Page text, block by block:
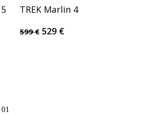
TREK Marlin 4
599€ Original
529 €Current